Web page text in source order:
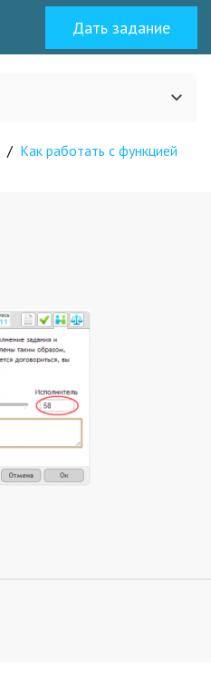
Дать задание
/ Как работать с функцией